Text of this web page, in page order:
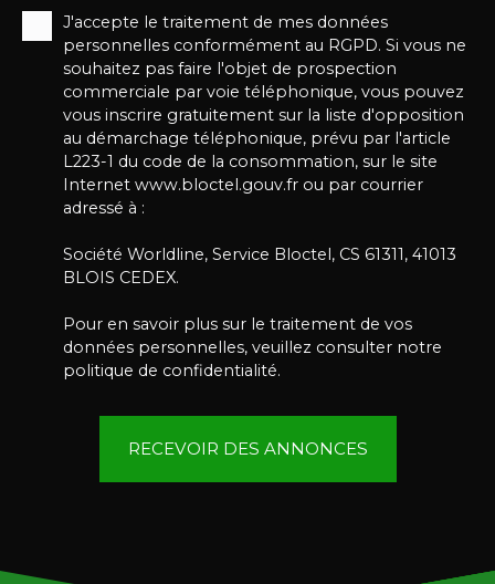
J'accepte le traitement de mes données
personnelles conformément au RGPD. Si vous ne
souhaitez pas faire l'objet de prospection
commerciale par voie téléphonique, vous pouvez
vous inscrire gratuitement sur la liste d'opposition
au démarchage téléphonique, prévu par l'article
L223-1 du code de la consommation, sur le site
Internet www.bloctel.gouv.fr ou par courrier
adressé à :
Société Worldline, Service Bloctel, CS 61311, 41013
BLOIS CEDEX.
Pour en savoir plus sur le traitement de vos
données personnelles, veuillez consulter notre
politique de confidentialité.
RECEVOIR DES ANNONCES